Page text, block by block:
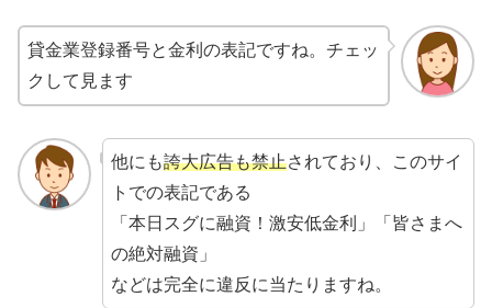
貸金業登録番号と金利の表記ですね。チェッ
クして見ます
他にも誇大広告も禁止されており、このサイ
トでの表記である
「本日スグに融資！激安低金利」「皆さまへ
の絶対融資」
などは完全に違反に当たりますね。